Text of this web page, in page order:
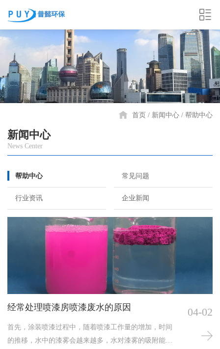
首页 新闻中心 帮助中心
新闻中心
News Center
帮助中心 常见问题
行业资讯 企业新闻
经常处理喷漆房喷漆废水的原因
首先，涂装喷漆过程中，随着喷漆工作量的增加，时间
的推移，水中的漆雾会越来越多，水对漆雾的吸附能力
04-02